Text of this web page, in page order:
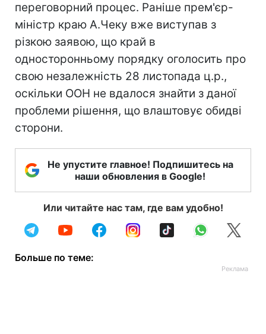
переговорний процес. Раніше прем'єр-
міністр краю А.Чеку вже виступав з
різкою заявою, що край в
односторонньому порядку оголосить про
свою незалежність 28 листопада ц.р.,
оскільки ООН не вдалося знайти з даної
проблеми рішення, що влаштовує обидві
сторони.
Не упустите главное! Подпишитесь на
наши обновления в Google!
Или читайте нас там, где вам удобно!
Больше по теме: